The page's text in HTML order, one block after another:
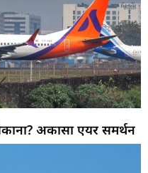
अकासा एयर समर्थन